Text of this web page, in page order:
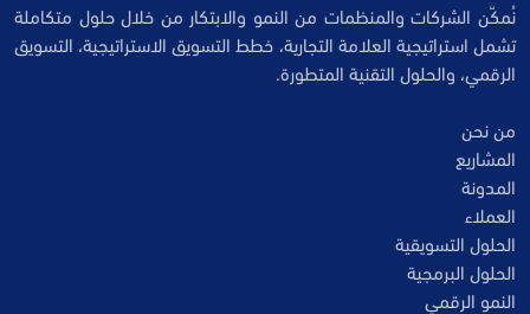
نُمكّن الشركات والمنظمات من النمو والابتكار من خلال حلول متكاملة
تشمل استراتيجية العلامة التجارية، خطط التسويق الاستراتيجية، التسويق
الرقمي، والحلول التقنية المتطورة.
من نحن
المشاريع
المدونة
العملاء
الحلول التسويقية
الحلول البرمجية
النمو الرقمي